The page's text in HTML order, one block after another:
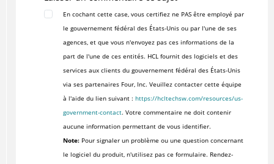
En cochant cette case, vous certifiez ne PAS être employé par
le gouvernement fédéral des États-Unis ou par l'une de ses
agences, et que vous n'envoyez pas ces informations de la
part de l'une de ces entités. HCL fournit des logiciels et des
services aux clients du gouvernement fédéral des États-Unis
via ses partenaires Four, Inc. Veuillez contacter cette équipe
à l'aide du lien suivant : https://hcltechsw.com/resources/us-
government-contact. Votre commentaire ne doit contenir
aucune information permettant de vous identifier.
Note:Pour signaler un problème ou une question concernant
le logiciel du produit, n'utilisez pas ce formulaire. Rendez-